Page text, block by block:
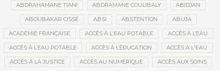
ABDRAHAMANE TIANI ABDRAMANE COULIBALY ABIDJAN
ABOUBAKAR CISSÉ ABSI ABSTENTION ABUJA
ACADÉMIE FRANÇAISE ACCÈS À L'EAU POTABLE ACCÈS À L’EAU
ACCÈS À L’EAU POTABLE ACCÈS À L’ÉDUCATION ACCÈS À L'EAU
ACCÈS À LA JUSTICE ACCÈS AU NUMÉRIQUE ACCÈS AUX SOINS